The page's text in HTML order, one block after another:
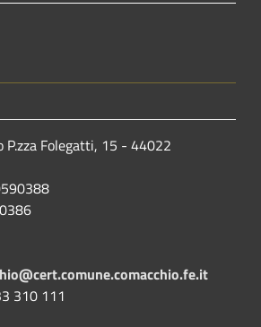
P.zza Folegatti, 15 - 44022
310 111